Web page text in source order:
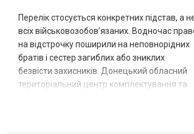
Перелік стосується конкретних підстав, а
всіх військовозобов’язаних. Водночас
на відстрочку поширили на неповнорідних
братів і сестер загиблих або зниклих
безвісти захисників. Донецький обласний
територіальний центр комплектування та